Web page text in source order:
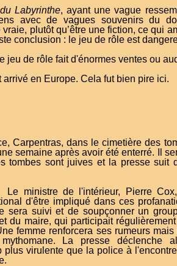
Labyrinthe, ayant une vague
avec de vagues souvenirs du
plutôt qu’être une fiction, ce qui
conclusion : le jeu de rôle est
jeu de rôle fait d'énormes ventes ou
en Europe. Cela fut bien pire ici.
Carpentras, dans le cimetière des
semaine après avoir été enterré. Il
tombes sont juives et la presse suit
Le ministre de l'intérieur, Pierre
d'être impliqué dans ces
sera suivi et de soupçonner un
du maire, qui participait
femme renforcera ses rumeurs
La presse déclenche
plus virulente que la police à